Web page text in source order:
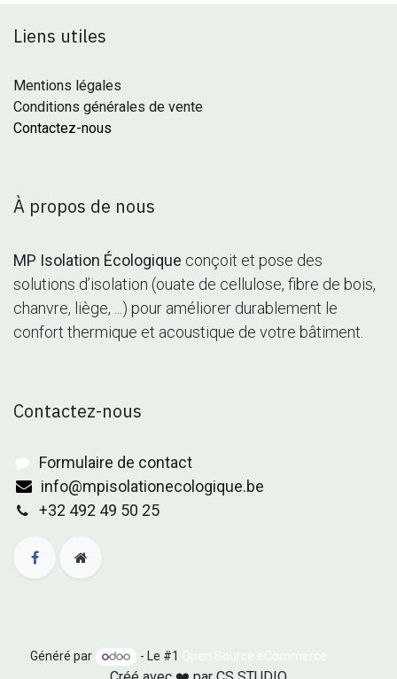
Liens utiles
Mentions légales
Conditions générales de vente
Contactez-nous
À propos de nous
MP Isolation Écologique conçoit et pose des
solutions d’isolation (ouate de cellulose, fibre de bois,
chanvre, liège, ...) pour améliorer durablement le
confort thermique et acoustique de votre bâtiment.
Contactez-nous
Formulaire de contact
info@mpisolationecologique.be
+32 492 49 50 25
Généré par - Le #1